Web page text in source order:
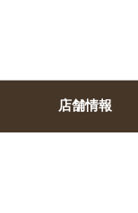
店舗情報